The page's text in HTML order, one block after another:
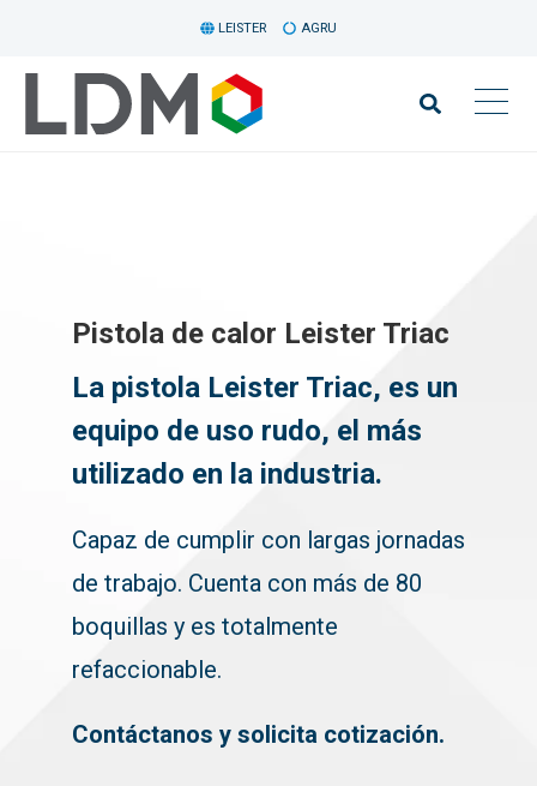
LEISTER AGRU
Pistola de calor Leister Triac
La pistola Leister Triac, es un
equipo de uso rudo, el más
utilizado en la industria.
Capaz de cumplir con largas jornadas
de trabajo. Cuenta con más de 80
boquillas y es totalmente
refaccionable.
Contáctanos y solicita cotización.